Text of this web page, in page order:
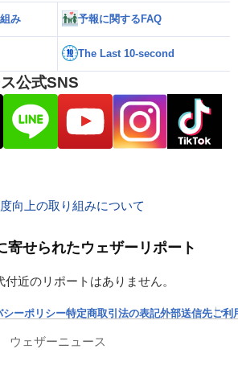
み 予報に関するFAQ
The Last 10-second
公式SNS
向上の取り組みについて
寄せられたウェザーリポート
近のリポートはありません。
シーポリシー特定商取引法の表記外部送信先ご利
ウェザーニュース